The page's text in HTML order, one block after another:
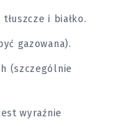
i białko.
gazowana).
(szczególnie
wyraźnie